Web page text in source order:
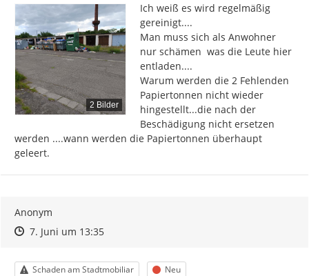
2 Bilder
Ich weiß es wird regelmäßig
gereinigt....
Man muss sich als Anwohner
nur schämen  was die Leute hier
entladen....
Warum werden die 2 Fehlenden
Papiertonnen nicht wieder
hingestellt...die nach der
Beschädigung nicht ersetzen
werden ....wann werden die Papiertonnen überhaupt
geleert.
Anonym
Zeitpunkt des Erstellens
Zeitpunkt des Erstellens
7. Juni um 13:35Zur Äußerung
Kategorie
Schaden am Stadtmobiliar Status
Neu